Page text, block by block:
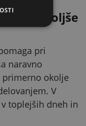
za boljše
pri
naravno
primerno okolje
V
toplejših dneh in